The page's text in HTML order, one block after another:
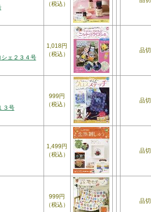
（税込）
ェ２３４号
1,018円
（税込）
品切
３号
999円
（税込）
品切
1,499円
（税込）
品切
999円
（税込）
品切